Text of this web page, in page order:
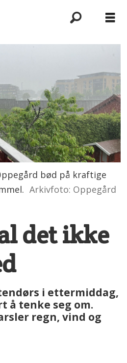
bød på kraftige
Arkivfoto: Oppegård
det ikke
i ettermiddag,
å tenke seg om.
regn, vind og